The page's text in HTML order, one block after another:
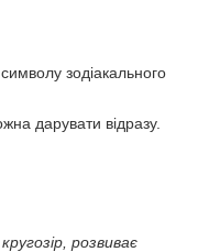
зодіакального
дарувати відразу.
розвиває